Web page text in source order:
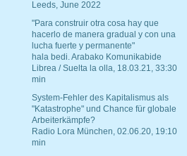
Leeds, June 2022
"Para construir otra cosa hay que
hacerlo de manera gradual y con una
lucha fuerte y permanente"
hala bedi. Arabako Komunikabide
Librea / Suelta la olla, 18.03.21, 33:30
min
System-Fehler des Kapitalismus als
"Katastrophe" und Chance für globale
Arbeiterkämpfe?
Radio Lora München, 02.06.20, 19:10
min